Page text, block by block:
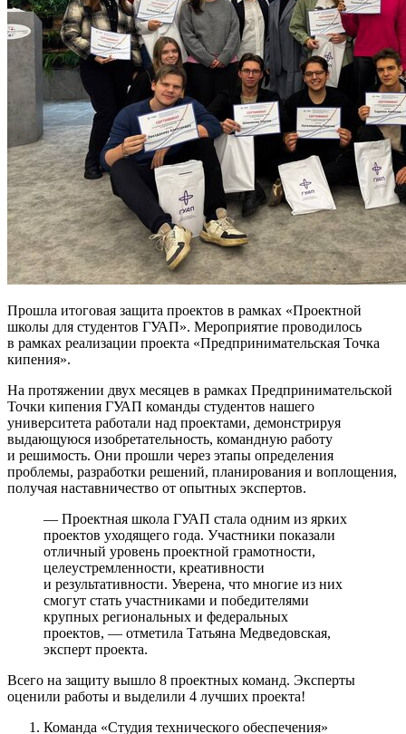
Прошла итоговая защита проектов в рамках «Проектной
школы для студентов ГУАП». Мероприятие проводилось
в рамках реализации проекта «Предпринимательская Точка
кипения».
На протяжении двух месяцев в рамках Предпринимательской
Точки кипения ГУАП команды студентов нашего
университета работали над проектами, демонстрируя
выдающуюся изобретательность, командную работу
и решимость. Они прошли через этапы определения
проблемы, разработки решений, планирования и воплощения,
получая наставничество от опытных экспертов.
— Проектная школа ГУАП стала одним из ярких
проектов уходящего года. Участники показали
отличный уровень проектной грамотности,
целеустремленности, креативности
и результативности. Уверена, что многие из них
смогут стать участниками и победителями
крупных региональных и федеральных
проектов, — отметила Татьяна Медведовская,
эксперт проекта.
Всего на защиту вышло 8 проектных команд. Эксперты
оценили работы и выделили 4 лучших проекта!
Команда «Студия технического обеспечения»